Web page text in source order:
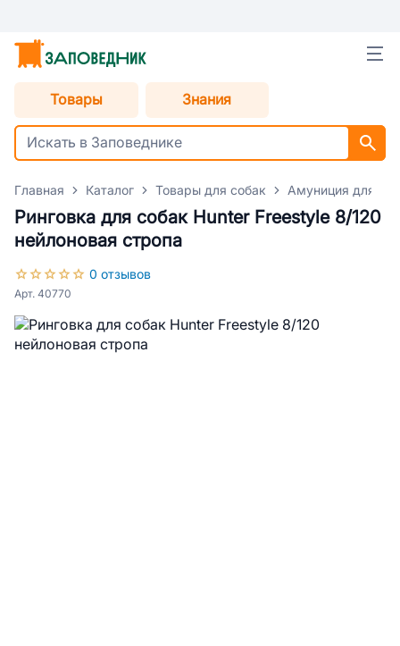
Товары Знания
Главная Каталог Товары для собак Амуниция для
Ринговка для собак Hunter Freestyle 8/120
нейлоновая стропа
0 отзывов
Арт. 40770